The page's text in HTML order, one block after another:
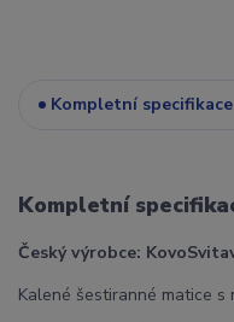
Kompletní specifikace
Kompletní
Český výrobce:
Kalené šestiranné matice s